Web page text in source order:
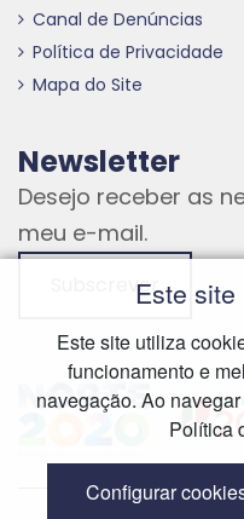
Canal de Denúncias
Política de Privacidade
Mapa do Site
Newsletter
Desejo receber as
meu e-mail.
Subscrever
Hiperligação externa
Este
Este site utiliza
funcionamento e
navegação. Ao
Política
Configurar